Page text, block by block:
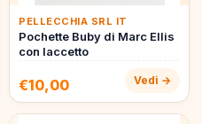
PELLECCHIA SRL IT
Pochette Buby di Marc Ellis
con laccetto
€10,00 Vedi →